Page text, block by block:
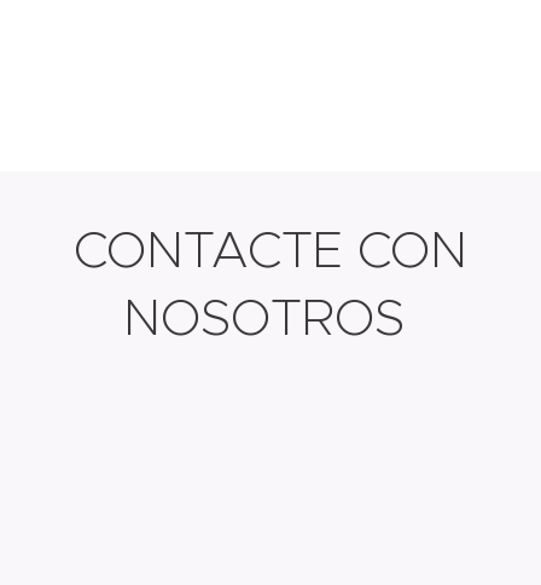
CONTACTE CON
NOSOTROS